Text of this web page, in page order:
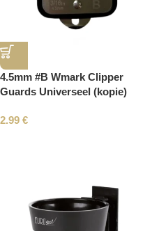
4.5mm #B Wmark Clipper
Guards Universeel (kopie)
2.99 €